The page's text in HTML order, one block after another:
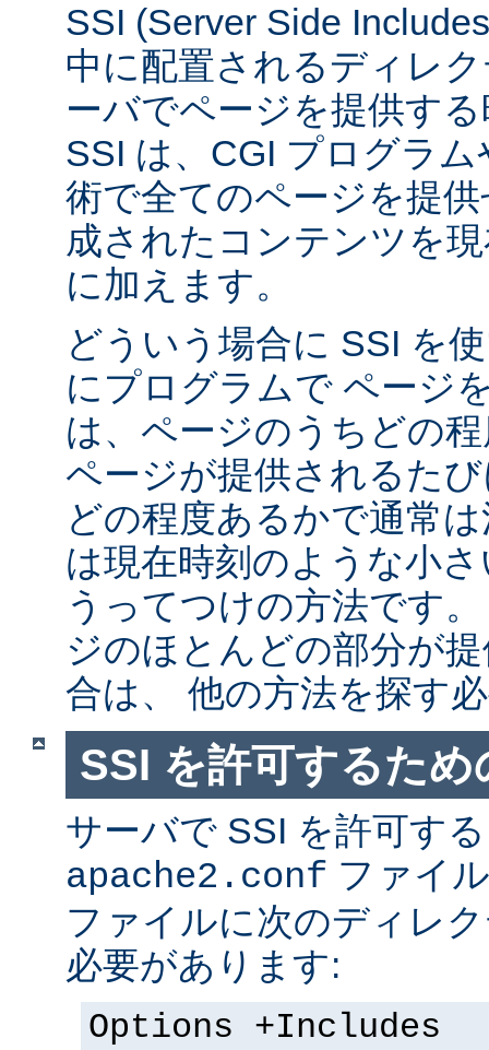
SSI (Server Side
中に配置されるディレ
ーバでページを提供す
SSI は、CGI プログラ
術で全てのページを提
成されたコンテンツを
に加えます。
どういう場合に SSI を
にプログラムで ページ
は、ページのうちどの
ページが提供されるた
どの程度あるかで通常
は現在時刻のような小
うってつけの方法です
ジのほとんどの部分が
合は、 他の方法を探す
SSI を許可するた
サーバで SSI を許可す
apache2.conf ファイ
ファイルに次のディレ
必要があります:
Options +Includes